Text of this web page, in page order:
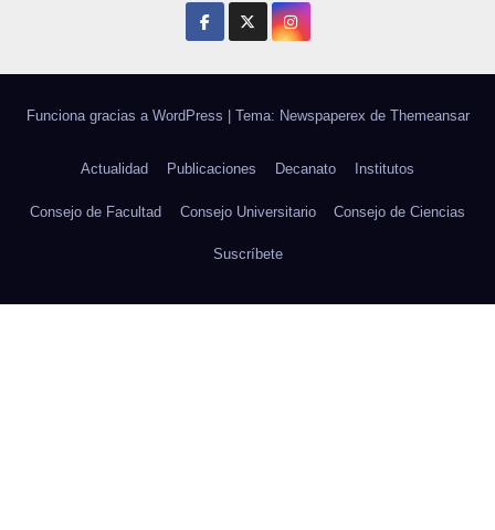
Funciona gracias a WordPress | Tema: Newspaperex de Themeansar
Actualidad Publicaciones Decanato Institutos
Consejo de Facultad Consejo Universitario Consejo de Ciencias
Suscríbete